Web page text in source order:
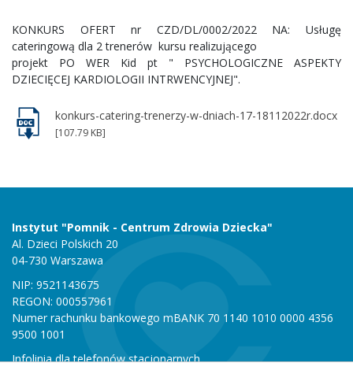
KONKURS OFERT nr CZD/DL/0002/2022 NA: Usługę
cateringową dla 2 trenerów kursu realizującego
projekt PO WER Kid pt " PSYCHOLOGICZNE ASPEKTY
DZIECIĘCEJ KARDIOLOGII INTRWENCYJNEJ".
konkurs-catering-trenerzy-w-dniach-17-18112022r.docx
[107.79 KB]
Instytut "Pomnik - Centrum Zdrowia Dziecka"
Al. Dzieci Polskich 20
04-730 Warszawa
NIP: 9521143675
REGON: 000557961
Numer rachunku bankowego mBANK 70 1140 1010 0000 4356
9500 1001
Infolinia dla telefonów stacjonarnych